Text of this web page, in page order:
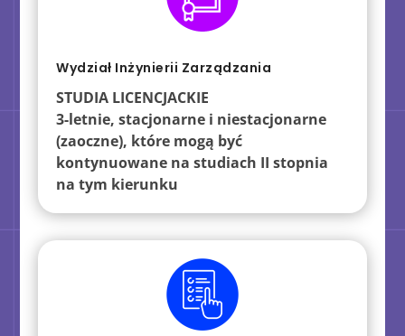
Wydział Inżynierii Zarządzania
STUDIA LICENCJACKIE
3-letnie, stacjonarne i niestacjonarne
(zaoczne), które mogą być
kontynuowane na studiach II stopnia
na tym kierunku